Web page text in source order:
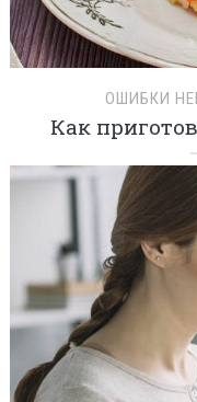
ОШИБКИ
Как